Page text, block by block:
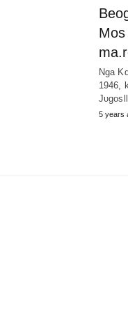
Nga
1946,
5 years